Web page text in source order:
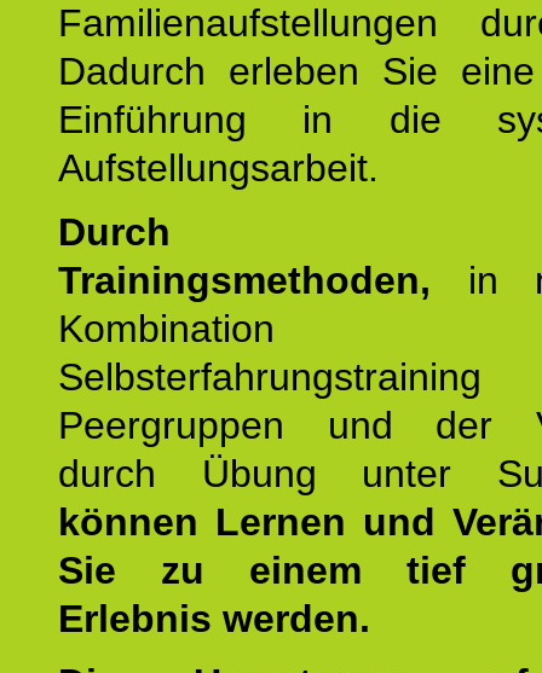
Familienaufstellungen
Dadurch erleben Sie
Einführung in die
Aufstellungsarbeit.
Durch
Trainingsmethoden, in
Peergruppen und der
durch Übung unter
können Lernen und
Sie zu einem tief
Erlebnis werden.